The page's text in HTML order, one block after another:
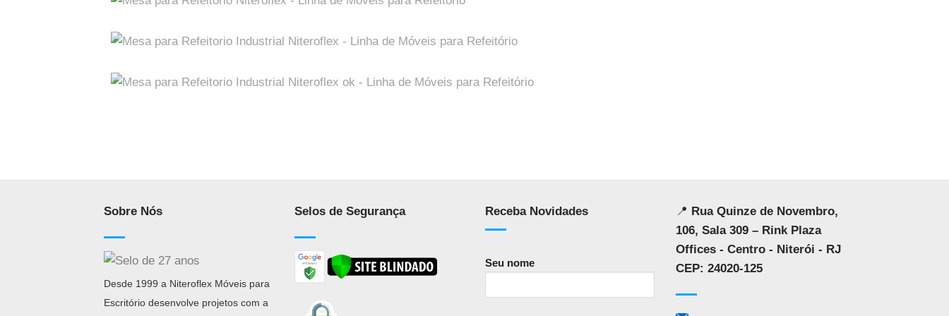
Sobre Nós
Desde 1999 a Niteroflex Móveis para
Escritório desenvolve projetos com a
Selos de Segurança Receba Novidades
Seu nome
📍 Rua Quinze de Novembro,
106, Sala 309 – Rink Plaza
Offices - Centro - Niterói - RJ
CEP: 24020-125